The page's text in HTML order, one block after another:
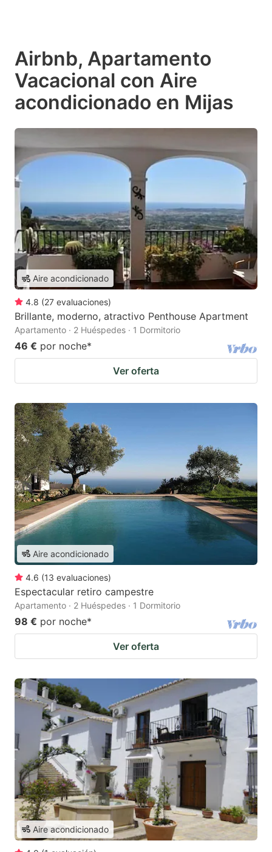
Airbnb, Apartamento
Vacacional con Aire
acondicionado en Mijas
Aire acondicionado
4.8 (27 evaluaciones)
Brillante, moderno, atractivo Penthouse Apartment
Apartamento · 2 Huéspedes · 1 Dormitorio
46 € por noche*
Ver oferta
Aire acondicionado
4.6 (13 evaluaciones)
Espectacular retiro campestre
Apartamento · 2 Huéspedes · 1 Dormitorio
98 € por noche*
Ver oferta
Aire acondicionado